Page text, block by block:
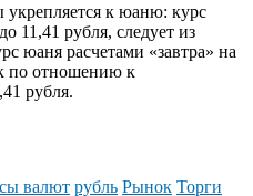
укрепляется к юаню: курс
11,41 рубля, следует из
юаня расчетами «завтра» на
по отношению к
рубля.
валют рубль Рынок Торги